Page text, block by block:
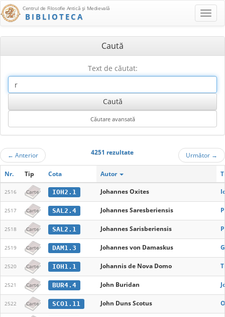
Centrul de Filosofie Antică şi Medievală
BIBLIOTECA
Caută
Text de căutat:
← Anterior 4251 rezultate Următor →
Nr. Tip Cota Autor
2516 Carte IOH2.1 Johannes Oxites
2517 Carte SAL2.4 Johannes Saresberiensis
2518 Carte SAL2.1 Johannes Sarisberiensis
2519 Carte DAM1.3 Johannes von Damaskus
2520 Carte IOH1.1 Johannis de Nova Domo
2521 Carte BUR4.4 John Buridan
2522 Carte SCO1.11 John Duns Scotus